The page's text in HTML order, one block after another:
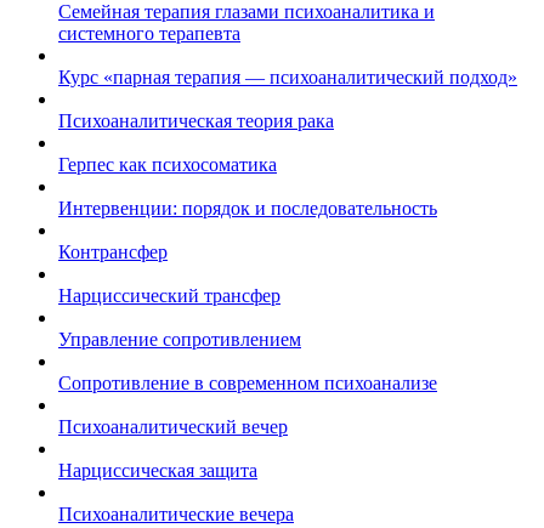
Семейная терапия глазами психоаналитика и
системного терапевта
Курс «парная терапия — психоаналитический подход»
Психоаналитическая теория рака
Герпес как психосоматика
Интервенции: порядок и последовательность
Контрансфер
Нарциссический трансфер
Управление сопротивлением
Сопротивление в современном психоанализе
Психоаналитический вечер
Нарциссическая защита
Психоаналитические вечера